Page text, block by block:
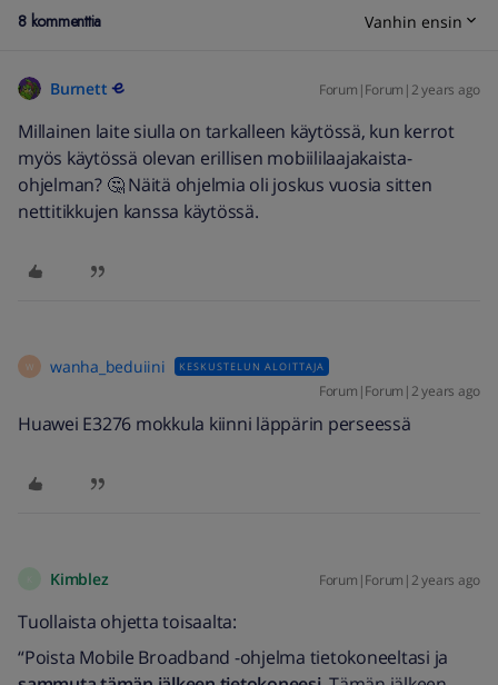
8 kommenttia Vanhin ensin
Burnett Forum|Forum|2 years ago
Millainen laite siulla on tarkalleen käytössä, kun kerrot
myös käytössä olevan erillisen mobiililaajakaista-
ohjelman? 🤔 Näitä ohjelmia oli joskus vuosia sitten
nettitikkujen kanssa käytössä.
W wanha_beduiini KESKUSTELUN ALOITTAJA
Forum|Forum|2 years ago
Huawei E3276 mokkula kiinni läppärin perseessä
Kimblez Forum|Forum|2 years ago
Tuollaista ohjetta toisaalta:
“Poista Mobile Broadband -ohjelma tietokoneeltasi ja